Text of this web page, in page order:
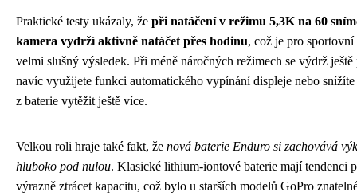
Praktické testy ukázaly, že při natáčení v režimu 5,3K na 60
kamera vydrží aktivně natáčet přes hodinu, což je pro
velmi slušný výsledek. Při méně náročných režimech se výdrž
navíc využijete funkci automatického vypínání displeje nebo
z baterie vytěžit ještě více.
Velkou roli hraje také fakt, že nová baterie Enduro si zachovává
hluboko pod nulou. Klasické lithium-iontové baterie mají tendenci
výrazně ztrácet kapacitu, což bylo u starších modelů GoPro